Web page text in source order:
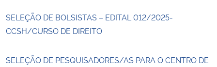
SELEÇÃO DE BOLSISTAS – EDITAL 012/2025-
CCSH/CURSO DE DIREITO
SELEÇÃO DE PESQUISADORES/AS PARA O CENTRO DE